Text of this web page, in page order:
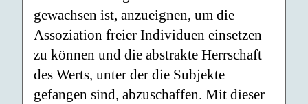
gewachsen ist, anzueignen, um die
Assoziation freier Individuen einsetzen
zu können und die abstrakte Herrschaft
des Werts, unter der die Subjekte
gefangen sind, abzuschaffen. Mit dieser